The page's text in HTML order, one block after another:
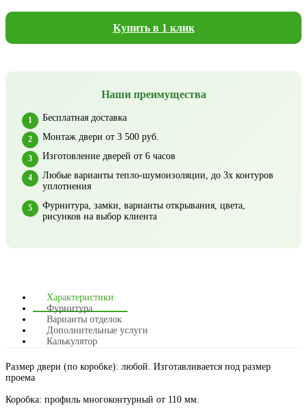
Купить в 1 клик
Наши преимущества
Бесплатная доставка
Монтаж двери от 3 500 руб.
Изготовление дверей от 6 часов
Любые варианты тепло-шумоизоляции, до 3х контуров
уплотнения
Фурнитура, замки, варианты открывания, цвета,
рисунков на выбор клиента
Характеристики
Фурнитура
Варианты отделок
Дополнительные услуги
Калькулятор
Размер двери (по коробке): любой. Изготавливается под размер
проема
Коробка: профиль многоконтурный от 110 мм.